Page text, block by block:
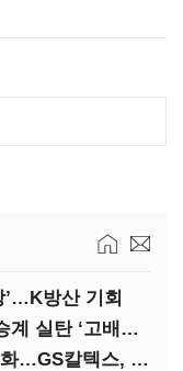
’…K방산 기회
‘조선 호황’ 업은 정기선 체제…승계 실탄 ‘고배당’ 주목
윤활유 위험물 물류 현장도 무인화…GS칼텍스, 디지털 전환 가속